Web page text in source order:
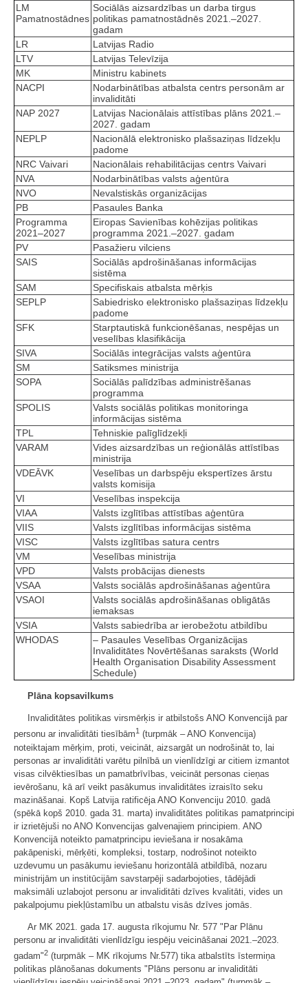
LM
Pamatnostādnes
Sociālās aizsardzības un darba tirgus
politikas pamatnostādnēs 2021.–2027.
gadam
LR
Latvijas Radio
LTV
Latvijas Televīzija
MK
Ministru kabinets
NACPI
Nodarbinātības atbalsta centrs personām ar
invaliditāti
NAP 2027
Latvijas Nacionālais attīstības plāns 2021.–
2027. gadam
NEPLP
Nacionālā elektronisko plašsaziņas līdzekļu
padome
NRC Vaivari
Nacionālais rehabilitācijas centrs Vaivari
NVA
Nodarbinātības valsts aģentūra
NVO
Nevalstiskās organizācijas
PB
Pasaules Banka
Programma
2021–2027
Eiropas Savienības kohēzijas politikas
programma 2021.–2027. gadam
PV
Pasažieru vilciens
SAIS
Sociālās apdrošināšanas informācijas
sistēma
SAM
Specifiskais atbalsta mērķis
SEPLP
Sabiedrisko elektronisko plašsaziņas līdzekļu
padome
SFK
Starptautiskā funkcionēšanas, nespējas un
veselības klasifikācija
SIVA
Sociālās integrācijas valsts aģentūra
SM
Satiksmes ministrija
SOPA
Sociālās palīdzības administrēšanas
programma
SPOLIS
Valsts sociālās politikas monitoringa
informācijas sistēma
TPL
Tehniskie palīglīdzekļi
VARAM
Vides aizsardzības un reģionālās attīstības
ministrija
VDEĀVK
Veselības un darbspēju ekspertīzes ārstu
valsts komisija
VI
Veselības inspekcija
VIAA
Valsts izglītības attīstības aģentūra
VIIS
Valsts izglītības informācijas sistēma
VISC
Valsts izglītības satura centrs
VM
Veselības ministrija
VPD
Valsts probācijas dienests
VSAA
Valsts sociālās apdrošināšanas aģentūra
VSAOI
Valsts sociālās apdrošināšanas obligātās
iemaksas
VSIA
Valsts sabiedrība ar ierobežotu atbildību
WHODAS
– Pasaules Veselības Organizācijas
Invaliditātes Novērtēšanas saraksts (World
Health Organisation Disability Assessment
Schedule)
Plāna kopsavilkums
Invaliditātes politikas virsmērķis ir atbilstošs ANO Konvencijā par
personu ar invaliditāti tiesībām1 (turpmāk – ANO Konvencija)
noteiktajam mērķim, proti, veicināt, aizsargāt un nodrošināt to, lai
personas ar invaliditāti varētu pilnībā un vienlīdzīgi ar citiem izmantot
visas cilvēktiesības un pamatbrīvības, veicināt personas cieņas
ievērošanu, kā arī veikt pasākumus invaliditātes izraisīto seku
mazināšanai. Kopš Latvija ratificēja ANO Konvenciju 2010. gadā
(spēkā kopš 2010. gada 31. marta) invaliditātes politikas pamatprincipi
ir izrietējuši no ANO Konvencijas galvenajiem principiem. ANO
Konvencijā noteikto pamatprincipu ieviešana ir nosakāma
pakāpeniski, mērķēti, kompleksi, tostarp, nodrošinot noteikto
uzdevumu un pasākumu ieviešanu horizontālā atbildībā, nozaru
ministrijām un institūcijām savstarpēji sadarbojoties, tādējādi
maksimāli uzlabojot personu ar invaliditāti dzīves kvalitāti, vides un
pakalpojumu piekļūstamību un atbalstu visās dzīves jomās.
Ar MK 2021. gada 17. augusta rīkojumu Nr. 577 "Par Plānu
personu ar invaliditāti vienlīdzīgu iespēju veicināšanai 2021.–2023.
gadam"2 (turpmāk – MK rīkojums Nr.577) tika atbalstīts īstermiņa
politikas plānošanas dokuments "Plāns personu ar invaliditāti